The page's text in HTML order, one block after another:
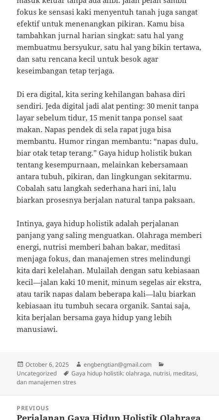
fokus ke sensasi kaki menyentuh tanah juga sangat
efektif untuk menenangkan pikiran. Kamu bisa
tambahkan jurnal harian singkat: satu hal yang
membuatmu bersyukur, satu hal yang bikin tertawa,
dan satu rencana kecil untuk besok agar
keseimbangan tetap terjaga.
Di era digital, kita sering kehilangan bahasa diri
sendiri. Jeda digital jadi alat penting: 30 menit tanpa
layar sebelum tidur, 15 menit tanpa ponsel saat
makan. Napas pendek di sela rapat juga bisa
membantu. Humor ringan membantu: “napas dulu,
biar otak tetap terang.” Gaya hidup holistik bukan
tentang kesempurnaan, melainkan kebersamaan
antara tubuh, pikiran, dan lingkungan sekitarmu.
Cobalah satu langkah sederhana hari ini, lalu
biarkan prosesnya berjalan natural tanpa paksaan.
Intinya, gaya hidup holistik adalah perjalanan
panjang yang saling menguatkan. Olahraga memberi
energi, nutrisi memberi bahan bakar, meditasi
menjaga fokus, dan manajemen stres melindungi
kita dari kelelahan. Mulailah dengan satu kebiasaan
kecil—jalan kaki 10 menit, minum segelas air ekstra,
atau tarik napas dalam beberapa kali—lalu biarkan
kebiasaan itu tumbuh secara organik. Santai saja,
kita berjalan bersama gaya hidup yang lebih
manusiawi.
Posted
on
October 6, 2025 Author
engbengtian@gmail.com
Uncategorized
Tags
Gaya hidup holistik: olahraga, nutrisi, meditasi,
dan manajemen stres
navigation
PREVIOUS